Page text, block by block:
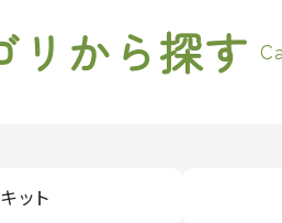
リから探す
キット